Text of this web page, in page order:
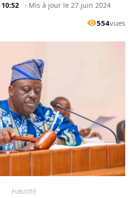
10:52 · Mis à jour le 27 juin 2024
554vues
PUBLICITÉ